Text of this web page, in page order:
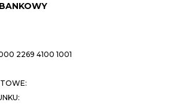
2269 4100 1001